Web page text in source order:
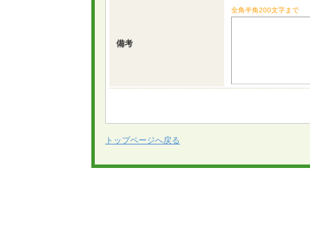
備考
全角半角200文字まで
トップページへ戻る